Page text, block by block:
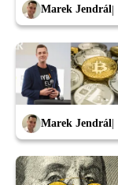
Marek Jendrál
Marek Jendrál